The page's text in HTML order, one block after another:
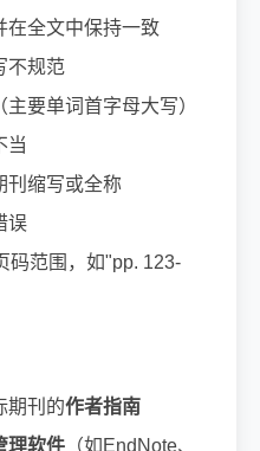
在全文中保持一致
不规范
要单词首字母大写）
当
刊缩写或全称
误
码范围，如"pp. 123-
期刊的作者指南
理软件 （如EndNote、